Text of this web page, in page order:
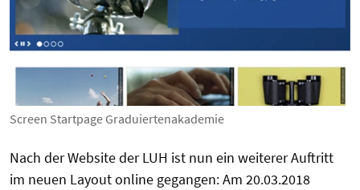
Screen Startpage Graduiertenakademie
Nach der Website der LUH ist nun ein weiterer Auftritt
im neuen Layout online gegangen: Am 20.03.2018